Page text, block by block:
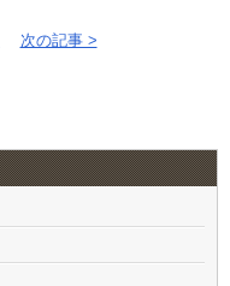
次の記事 >